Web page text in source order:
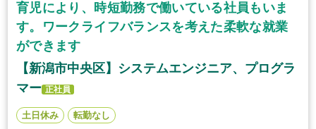
育児により、時短勤務で働いている社員もいま
す。ワークライフバランスを考えた柔軟な就業
ができます
【新潟市中央区】システムエンジニア、プログラ
マー 正社員
土日休み 転勤なし